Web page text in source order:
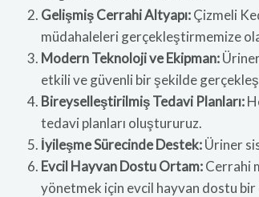
Gelişmiş Cerrahi Altyapı:Çizmeli
müdahaleleri gerçekleştirmemize
Modern Teknoloji ve Ekipman:
etkili ve güvenli bir şekilde
Bireyselleştirilmiş Tedavi Planları:
tedavi planları oluştururuz.
İyileşme Sürecinde Destek:Üriner
Evcil Hayvan Dostu Ortam:Cerrahi
yönetmek için evcil hayvan dostu bir